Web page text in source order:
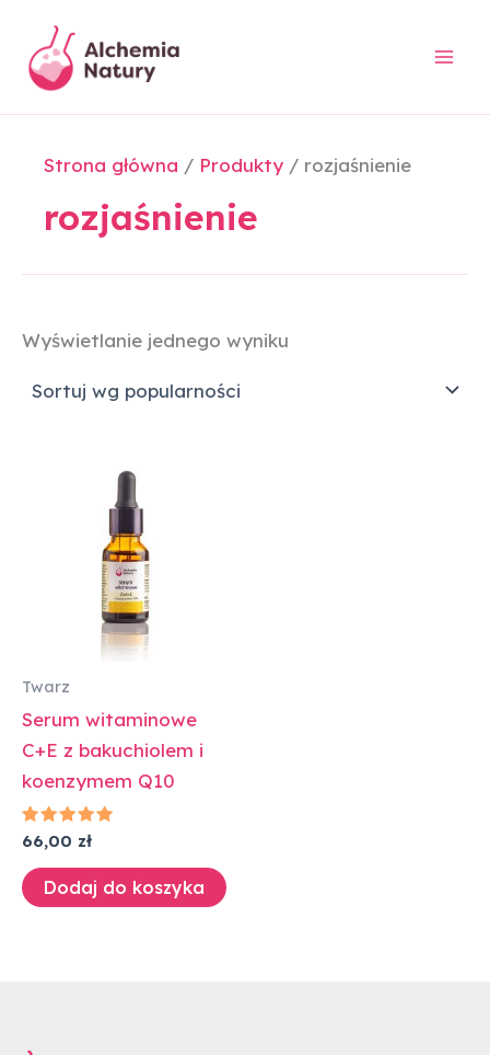
treści
Strona główna Produkty rozjaśnienie
rozjaśnienie
Wyświetlanie jednego wyniku
Twarz
Serum witaminowe
C+E z bakuchiolem i
koenzymem Q10
Oceniono
5.00
na 5
66,00 zł
Dodaj do koszyka